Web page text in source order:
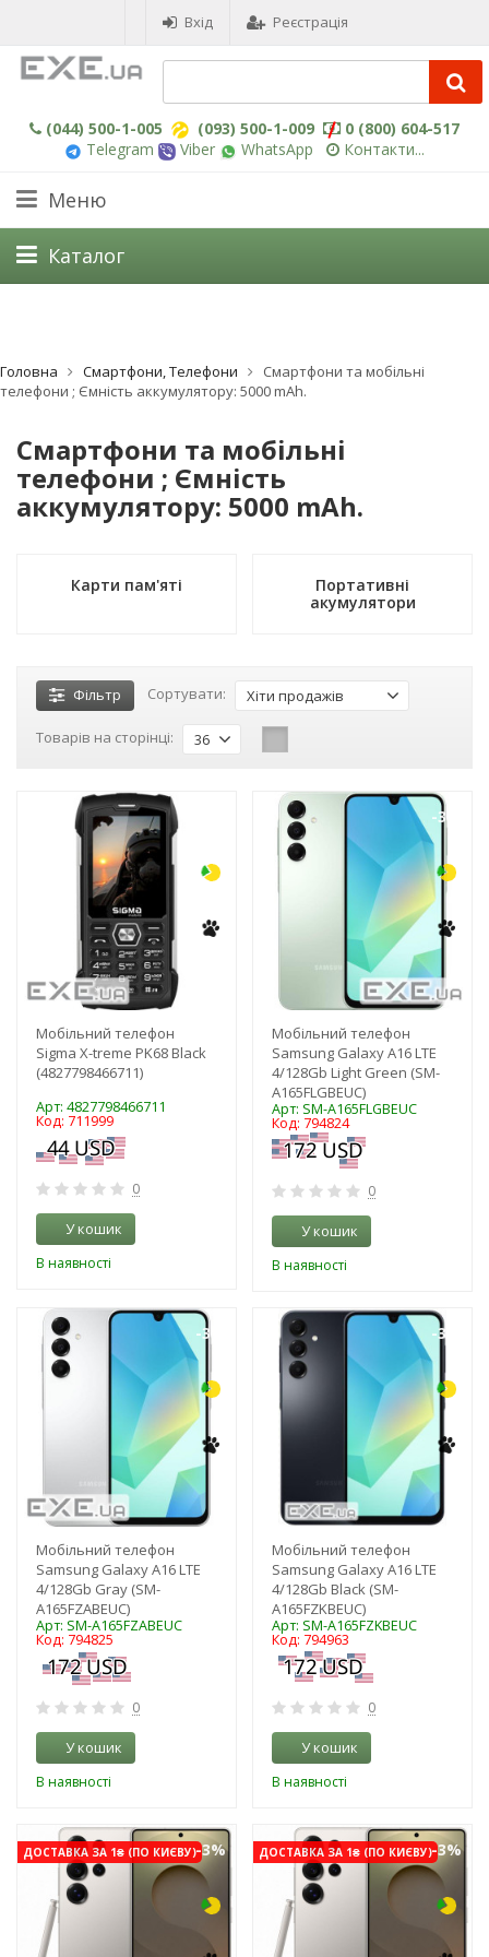
Вхід Реєстрація
(044) 500-1-005 (093) 500-1-009
0 (800) 604-517
Telegram
Viber WhatsApp Контакти...
Меню
Каталог
Головна Смартфони, Телефони
Смартфони та мобільні
телефони ; Ємність аккумулятору: 5000 mAh.
Смартфони та мобільні
телефони ; Ємність
аккумулятору: 5000 mAh.
Карти пам'яті
Портативні
акумулятори
Фільтр Сортувати: Хіти продажів
Товарів на сторінці: 36
Мобільний телефон
Sigma X-treme PK68 Black
(4827798466711)
Арт: 4827798466711
Код: 711999
0
У кошик
В наявності
-3%
Мобільний телефон
Samsung Galaxy A16 LTE
4/128Gb Light Green (SM-
A165FLGBEUC)
Арт: SM-A165FLGBEUC
Код: 794824
0
У кошик
В наявності
-3%
Мобільний телефон
Samsung Galaxy A16 LTE
4/128Gb Gray (SM-
A165FZABEUC)
Арт: SM-A165FZABEUC
Код: 794825
0
У кошик
В наявності
-3%
Мобільний телефон
Samsung Galaxy A16 LTE
4/128Gb Black (SM-
A165FZKBEUC)
Арт: SM-A165FZKBEUC
Код: 794963
0
У кошик
В наявності
ДОСТАВКА ЗА 1₴ (ПО КИЄВУ)-3% ДОСТАВКА ЗА 1₴ (ПО КИЄВУ)-3%